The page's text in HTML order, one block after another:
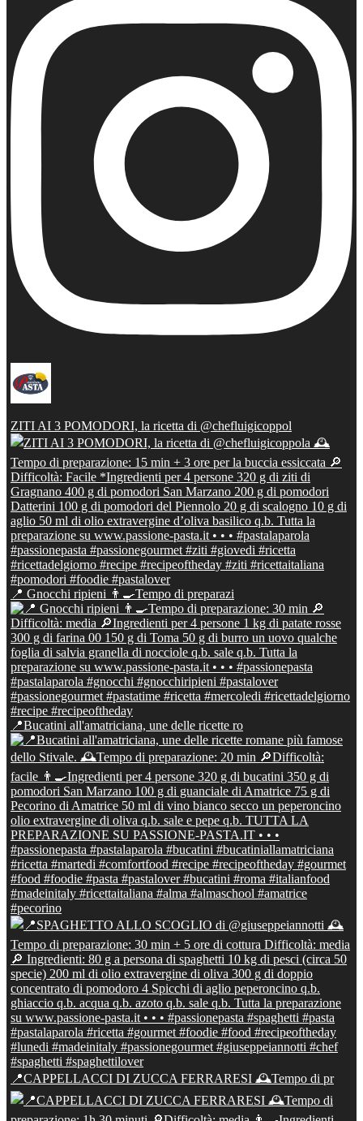
ZITI AI 3 POMODORI, la ricetta di @chefluigicoppol
📍 Gnocchi ripieni 👨‍🍳Tempo di preparazi
📍Bucatini all'amatriciana, une delle ricette ro
📍CAPPELLACCI DI ZUCCA FERRARESI 🕰Tempo di pr